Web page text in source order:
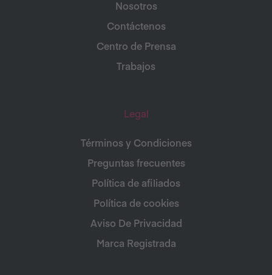
Nosotros
Contáctenos
Centro de Prensa
Trabajos
Legal
Términos y Condiciones
Preguntas frecuentes
Política de afiliados
Política de cookies
Aviso De Privacidad
Marca Registrada